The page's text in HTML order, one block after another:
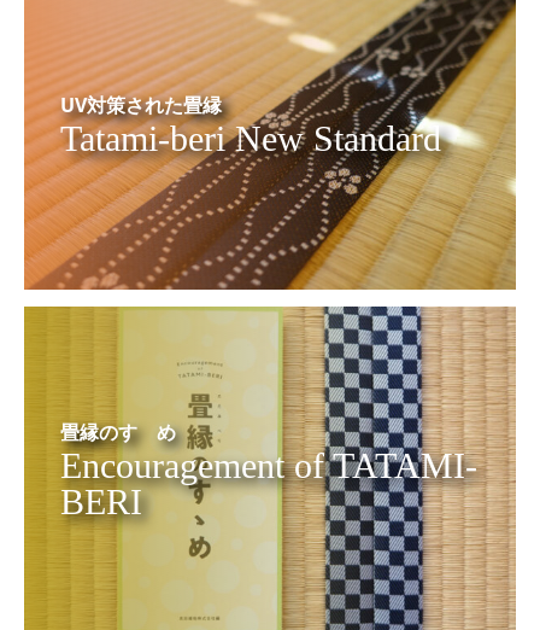
UV対策された畳縁
Tatami-beri New Standard
畳縁のすゝめ
Encouragement of TATAMI-
BERI